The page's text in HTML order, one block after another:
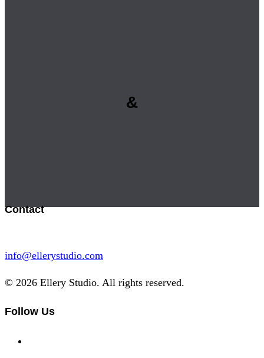
&
Contact
info@ellerystudio.com
© 2026 Ellery Studio. All rights reserved.
Follow Us